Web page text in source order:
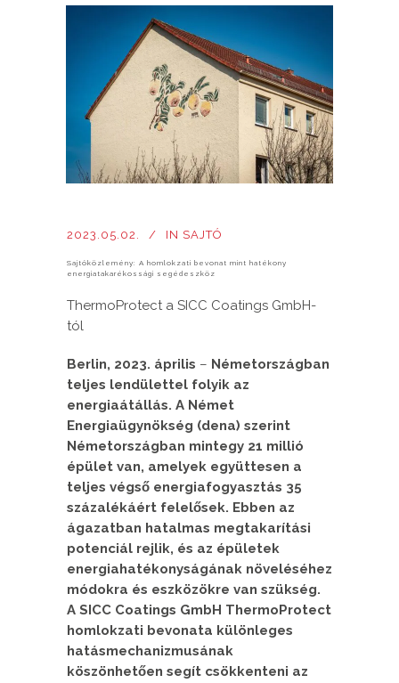
2023.05.02. IN SAJTÓ
Sajtóközlemény: A homlokzati bevonat mint hatékony
energiatakarékossági segédeszköz
ThermoProtect a SICC Coatings GmbH-
tól
Berlin, 2023. április – Németországban
teljes lendülettel folyik az
energiaátállás. A Német
Energiaügynökség (dena) szerint
Németországban mintegy 21 millió
épület van, amelyek együttesen a
teljes végső energiafogyasztás 35
százalékáért felelősek. Ebben az
ágazatban hatalmas megtakarítási
potenciál rejlik, és az épületek
energiahatékonyságának növeléséhez
módokra és eszközökre van szükség.
A SICC Coatings GmbH ThermoProtect
homlokzati bevonata különleges
hatásmechanizmusának
köszönhetően segít csökkenteni az